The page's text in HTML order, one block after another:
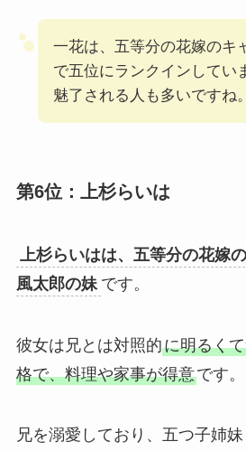
一花は、五等分の花嫁のキ
で五位にランクインしてい
魅了される人も多いですね。
第6位：上杉らいは
上杉らいはは、五等分の花嫁
風太郎の妹 です。
彼女は兄とは対照的に明るく
格で、料理や家事が得意です。
兄を溺愛しており、五つ子姉